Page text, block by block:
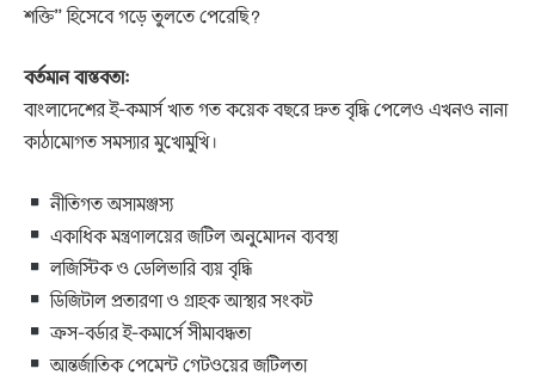
শক্তি” হিসেবে গড়ে তুলতে পেরেছি?
বর্তমান বাস্তবতা:
বাংলাদেশের ই-কমার্স খাত গত কয়েক বছরে দ্রুত বৃদ্ধি পেলেও এখনও নানা
কাঠামোগত সমস্যার মুখোমুখি।
নীতিগত অসামঞ্জস্য
একাধিক মন্ত্রণালয়ের জটিল অনুমোদন ব্যবস্থা
লজিস্টিক ও ডেলিভারি ব্যয় বৃদ্ধি
ডিজিটাল প্রতারণা ও গ্রাহক আস্থার সংকট
ক্রস-বর্ডার ই-কমার্সে সীমাবদ্ধতা
আন্তর্জাতিক পেমেন্ট গেটওয়ের জটিলতা